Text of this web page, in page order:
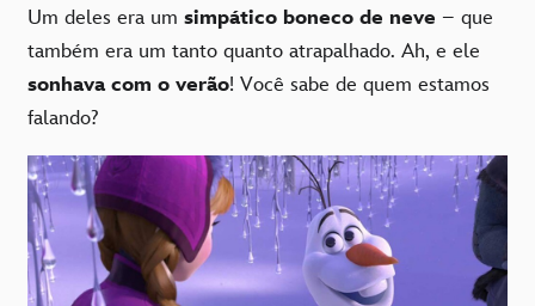
Um deles era um simpático boneco de neve – que
também era um tanto quanto atrapalhado. Ah, e ele
sonhava com o verão! Você sabe de quem estamos
falando?